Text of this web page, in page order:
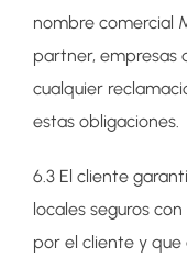
nombre comercial
partner, empresas
cualquier
estas obligaciones.
6.3 El cliente
locales seguros
por el cliente y